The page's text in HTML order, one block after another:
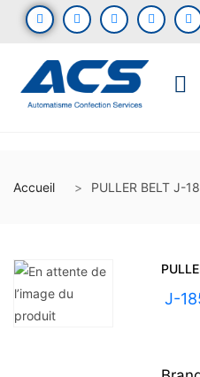
Accueil PULLER BELT J-
UGS :J-